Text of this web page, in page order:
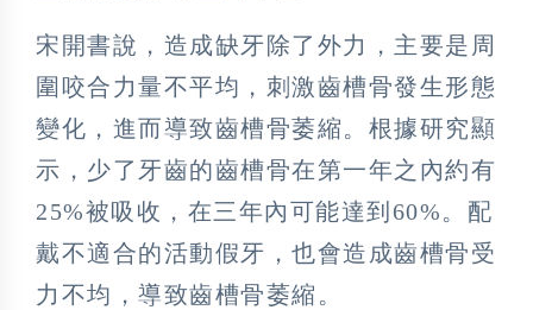
宋開書說，造成缺牙除了外力，主要是周
圍咬合力量不平均，刺激齒槽骨發生形態
變化，進而導致齒槽骨萎縮。根據研究顯
示，少了牙齒的齒槽骨在第一年之內約有
25%被吸收，在三年內可能達到60%。配
戴不適合的活動假牙，也會造成齒槽骨受
力不均，導致齒槽骨萎縮。